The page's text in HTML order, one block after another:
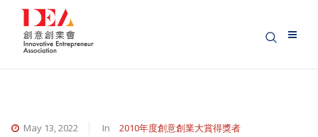
May 13, 2022 In 2010年度創意創業大賞得獎者